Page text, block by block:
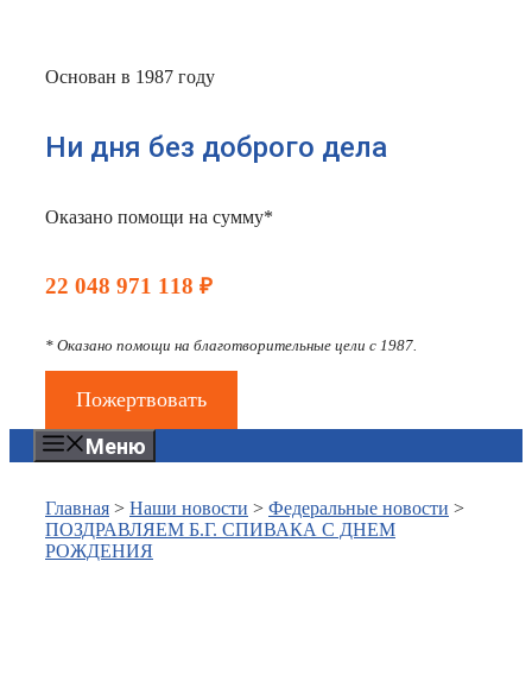
Основан в 1987 году
Ни дня без доброго дела
Оказано помощи на сумму*
22 048 971 118 ₽
* Оказано помощи на благотворительные цели с 1987.
Пожертвовать
Меню
Главная > Наши новости > Федеральные новости >
ПОЗДРАВЛЯЕМ Б.Г. СПИВАКА С ДНЕМ
РОЖДЕНИЯ